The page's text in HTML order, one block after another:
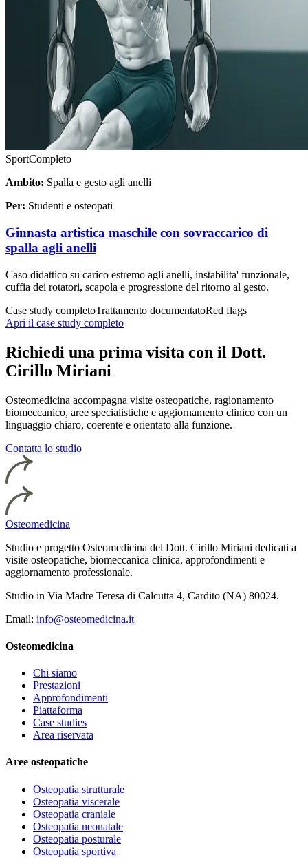
SportCompleto
Ambito: Spalla e gesto agli anelli
Per: Studenti e osteopati
Ginnasta artistica maschile con sovraccarico di
spalla agli anelli
Caso didattico su carico estremo agli anelli, instabilita' funzionale,
cuffia dei rotatori, scapola e progressione del ritorno al gesto.
Case study completoTrattamento documentatoRed flags
Apri il case study completo
Richiedi una prima visita con il Dott.
Cirillo Miriani
Osteomedicina accompagna visite osteopatiche, ragionamento
biomeccanico, aree specialistiche e aggiornamento clinico con un
linguaggio chiaro, coerente e orientato alla funzione.
Contatta lo studio
Osteomedicina
Studio e progetto Osteomedicina del Dott. Cirillo Miriani dedicati a
visite osteopatiche, biomeccanica clinica, approfondimenti e
aggiornamento professionale.
Studio in Via Madre Teresa di Calcutta 4, Cardito (NA) 80024.
Email: info@osteomedicina.it
Osteomedicina
Chi siamo
Prestazioni
Approfondimenti
Piattaforma
Case studies
Area riservata
Aree osteopatiche
Osteopatia strutturale
Osteopatia viscerale
Osteopatia craniale
Osteopatia neonatale
Osteopatia posturale
Osteopatia sportiva